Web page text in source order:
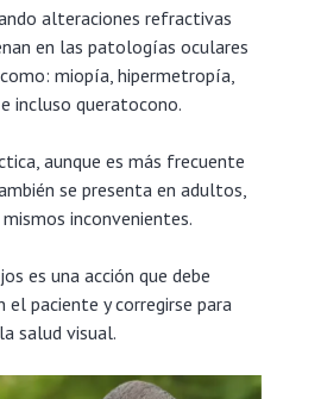
alteraciones refractivas
en las patologías oculares
miopía, hipermetropía,
incluso queratocono.
aunque es más frecuente
se presenta en adultos,
inconvenientes.
es una acción que debe
el paciente y corregirse para
salud visual.